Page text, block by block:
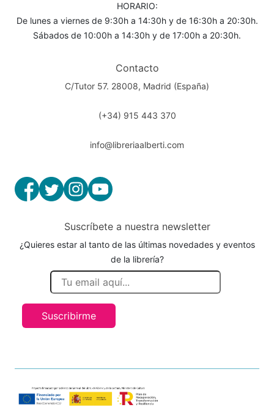
HORARIO:
De lunes a viernes de 9:30h a 14:30h y de 16:30h a 20:30h.
Sábados de 10:00h a 14:30h y de 17:00h a 20:30h.
Contacto
C/Tutor 57. 28008, Madrid (España)
(+34) 915 443 370
info@libreriaalberti.com
Suscríbete a nuestra newsletter
¿Quieres estar al tanto de las últimas novedades y eventos
de la librería?
Suscribirme